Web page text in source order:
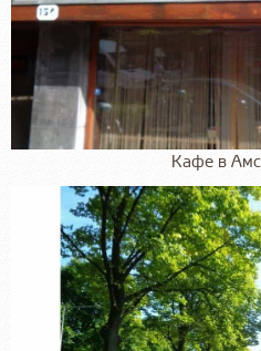
Кафе в